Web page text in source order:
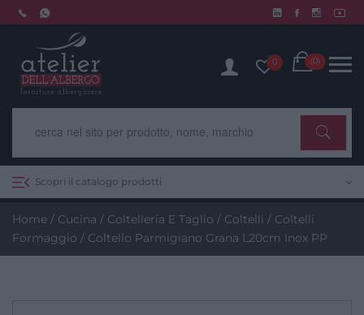
Skip
to
0 Cart
(0)
Scopri il catalogo prodotti
Home / Cucina / Coltelleria E Taglio / Coltelli / Coltelli
Formaggio / Coltello Parmigiano Grana L20cm Inox PP